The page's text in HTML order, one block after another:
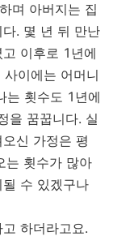
며 아버지는 집
. 몇 년 뒤 만난
이후로 1년에
이에는 어머니
는 횟수도 1년에
을 꿈꿉니다. 실
신 가정은 평
는 횟수가 많아
수 있겠구나
하더라고요.